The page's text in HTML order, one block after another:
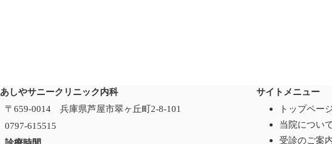
あしやサニークリニック内科
〒659-0014 兵庫県芦屋市翠ヶ丘町2-8-101
0797-615515
サイトメニュー
トップペー
当院について
受診のご案